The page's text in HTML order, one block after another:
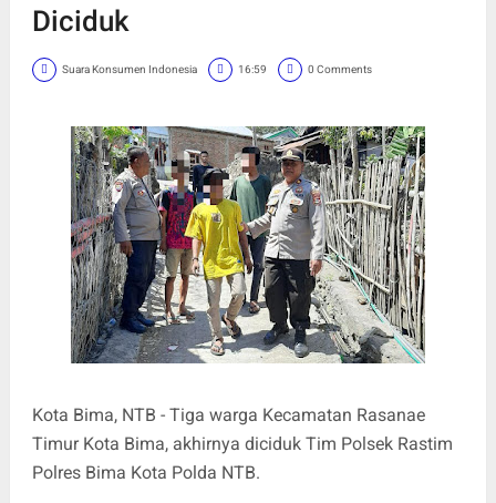
Diciduk
Suara Konsumen Indonesia 16:59 0 Comments
Kota Bima, NTB - Tiga warga Kecamatan Rasanae
Timur Kota Bima, akhirnya diciduk Tim Polsek Rastim
Polres Bima Kota Polda NTB.